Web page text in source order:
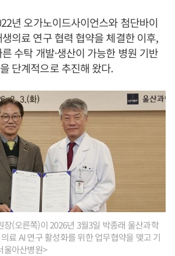
년 오가노이드사이언스와 첨단바이
의료 연구 협력 협약을 체결한 이후,
수탁 개발·생산이 가능한 병원 기반
단계적으로 추진해 왔다.
장(오른쪽)이 2026년 3월3일 박종래 울산과학
료 AI 연구 활성화를 위한 업무협약을 맺고 기
울아산병원>